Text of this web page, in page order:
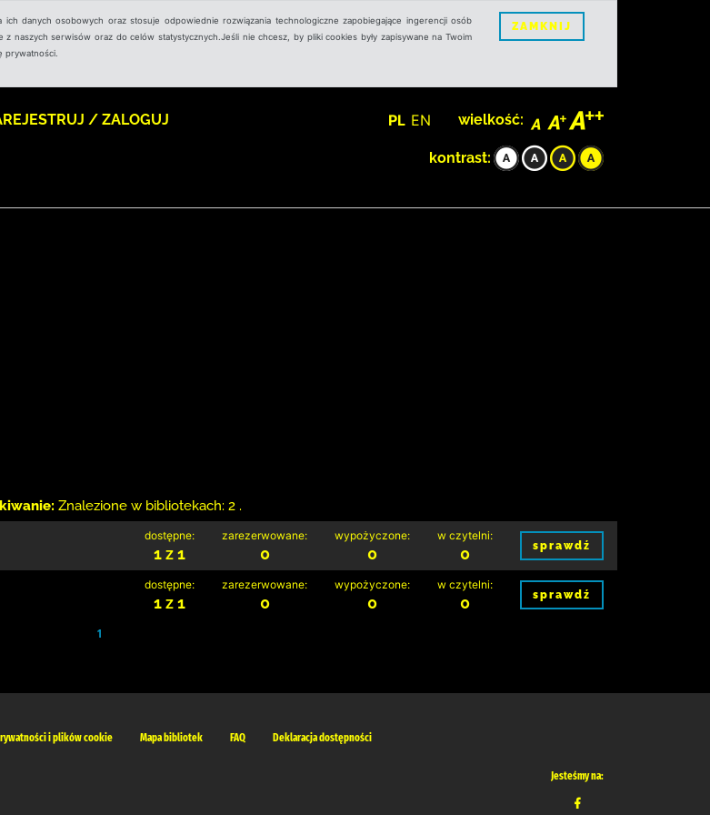
danych osobowych oraz stosuje odpowiednie rozwiązania technologiczne zapobiegające ingerencji osób
naszych serwisów oraz do celów statystycznych.Jeśli nie chcesz, by pliki cookies były zapisywane na Twoim
prywatności.
ZAMKNIJ
/ ZALOGUJ PL EN wielkość:
kontrast:
Znalezione w bibliotekach: 2 .
dostępne:
1 z 1
zarezerwowane:
0
wypożyczone:
0
w czytelni:
0 sprawdź
dostępne:
1 z 1
zarezerwowane:
0
wypożyczone:
0
w czytelni:
0 sprawdź
1
i plików cookie Mapa bibliotek FAQ Deklaracja dostępności
Jesteśmy na: